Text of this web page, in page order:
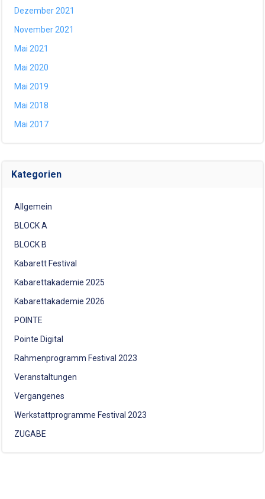
Dezember 2021
November 2021
Mai 2021
Mai 2020
Mai 2019
Mai 2018
Mai 2017
Kategorien
Allgemein
BLOCK A
BLOCK B
Kabarett Festival
Kabarettakademie 2025
Kabarettakademie 2026
POINTE
Pointe Digital
Rahmenprogramm Festival 2023
Veranstaltungen
Vergangenes
Werkstattprogramme Festival 2023
ZUGABE